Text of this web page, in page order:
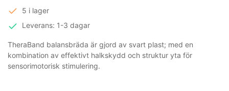
5 i lager
Leverans: 1-3 dagar
TheraBand balansbräda är gjord av svart plast; med en
kombination av effektivt halkskydd och struktur yta för
sensorimotorisk stimulering.